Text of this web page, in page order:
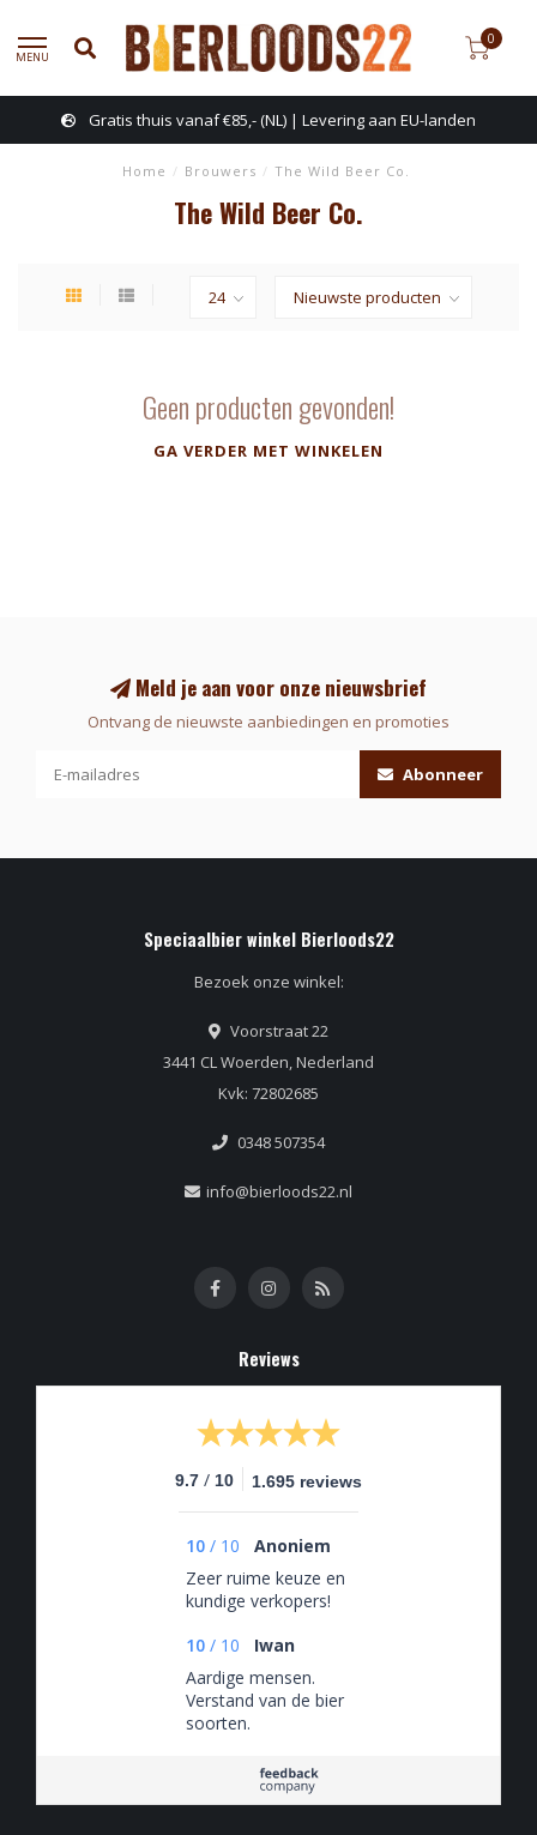
MENU
0
Gratis thuis vanaf €85,- (NL) | Levering aan EU-landen
Home / Brouwers / The Wild Beer Co.
The Wild Beer Co.
Geen producten gevonden!
GA VERDER MET WINKELEN
Meld je aan voor onze nieuwsbrief
Ontvang de nieuwste aanbiedingen en promoties
Abonneer
Speciaalbier winkel Bierloods22
Bezoek onze winkel:
Voorstraat 22
3441 CL Woerden, Nederland
Kvk: 72802685
0348 507354
info@bierloods22.nl
Reviews
9.7 / 10 1.695 reviews
10 / 10
Anoniem
Zeer ruime keuze en
kundige verkopers!
10 / 10
Iwan
Aardige mensen.
Verstand van de bier
soorten.